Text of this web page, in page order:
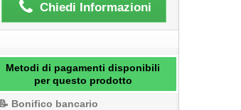
Chiedi Informazioni
Metodi di pagamenti disponibili
per questo prodotto
📝 Bonifico bancario